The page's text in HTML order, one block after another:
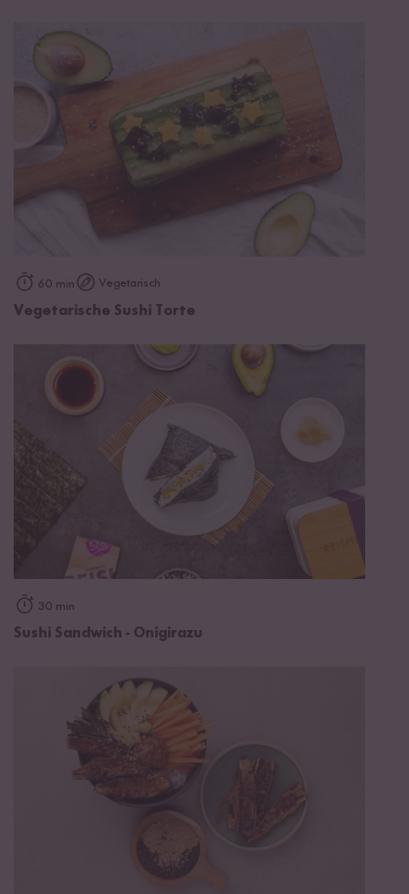
60 min Vegetarisch
Vegetarische Sushi Torte
30 min
Sushi Sandwich - Onigirazu